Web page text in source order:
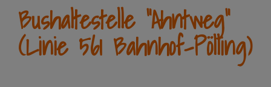
Bushaltestelle "Ahntweg"
(Linie 561 Bahnhof-Pölling)